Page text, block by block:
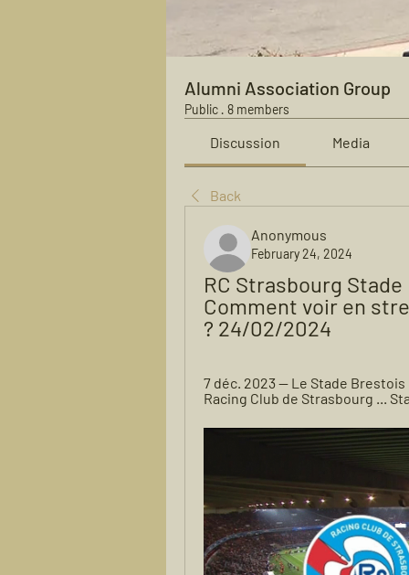
Alumni Association Group
Public · 8 members
Discussion Media
Back
Anonymous
February 24, 2024
RC Strasbourg
Comment voir en
? 24/02/2024
7 déc. 2023 — Le Stade
Racing Club de Strasbourg ...